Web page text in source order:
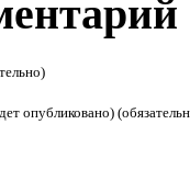
опубликовано)